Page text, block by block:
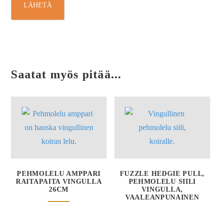
Saatat myös pitää...
PEHMOLELU AMPPARI
RAITAPAITA VINGULLA
26CM
FUZZLE HEDGIE PULL,
PEHMOLELU SIILI
VINGULLA,
VAALEANPUNAINEN